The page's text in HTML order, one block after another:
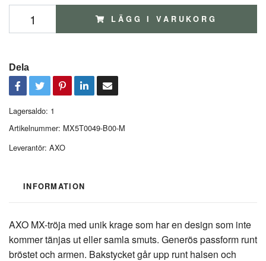
LÄGG I VARUKORG
Dela
Lagersaldo: 1
Artikelnummer: MX5T0049-B00-M
Leverantör: AXO
INFORMATION
AXO MX-tröja med unik krage som har en design som inte
kommer tänjas ut eller samla smuts. Generös passform runt
bröstet och armen. Bakstycket går upp runt halsen och